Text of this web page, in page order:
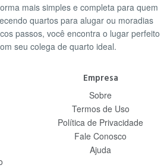
mais simples e completa para quem
quartos para alugar ou moradias
passos, você encontra o lugar perfeito
seu colega de quarto ideal.
Empresa
Sobre
Termos de Uso
Política de Privacidade
Fale Conosco
Ajuda